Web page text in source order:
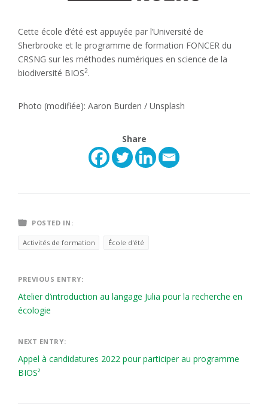
Cette école d’été est appuyée par l’Université de
Sherbrooke et le programme de formation FONCER du
CRSNG sur les méthodes numériques en science de la
biodiversité BIOS2.
Photo (modifiée): Aaron Burden / Unsplash
Share
POSTED IN:
Activités de formation École d'été
Navigation
de
PREVIOUS ENTRY:
Atelier d’introduction au langage Julia pour la recherche en
écologie
NEXT ENTRY:
Appel à candidatures 2022 pour participer au programme
BIOS²